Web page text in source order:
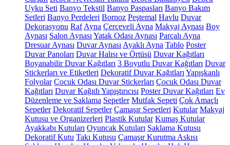
Uyku Seti Banyo Tekstil Banyo Paspasları Banyo Bakım
Setleri Banyo Perdeleri Bornoz Peştemal Havlu Duvar
Dekorasyonu Raf Ayna Çerçeveli Ayna Makyaj Aynası Boy
Aynası Salon Aynası Yatak Odası Aynası Parçalı Ayna
Dresuar Aynası Duvar Aynası Ayaklı Ayna Tablo Poster
Duvar Panoları Duvar Halısı ve Örtüsü Duvar Kağıtları
Boyanabilir Duvar Kağıtları 3 Boyutlu Duvar Kağıtları Duvar
Stickerları ve Etiketleri Dekoratif Duvar Kağıtları Yapışkanlı
Folyolar Çocuk Odası Duvar Stickerları Çocuk Odası Duvar
Kağıtları Duvar Kağıdı Yapıştırıcısı Poster Duvar Kağıtları Ev
Düzenleme ve Saklama Sepetler Mutfak Sepeti Çok Amaçlı
Sepetler Dekoratif Sepetler Çamaşır Sepetleri Kutular Makyaj
Kutusu ve Organizerleri Plastik Kutular Kumaş Kutular
Ayakkabı Kutuları Oyuncak Kutuları Saklama Kutusu
Dekoratif Kutu Takı Kutusu Çamaşır Kurutma Askısı